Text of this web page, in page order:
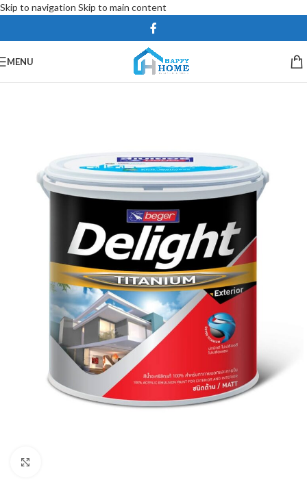
Skip to navigation Skip to main content
MENU